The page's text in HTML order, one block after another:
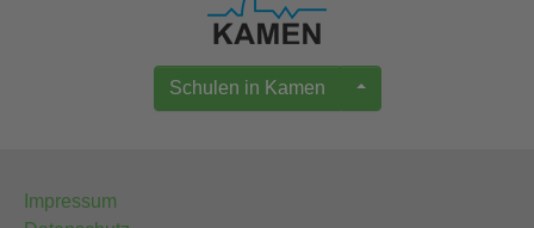
Schulen in Kamen
Impressum